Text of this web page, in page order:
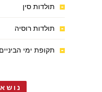
תולדות סין
תולדות רוסיה
תקופת ימי הביניים